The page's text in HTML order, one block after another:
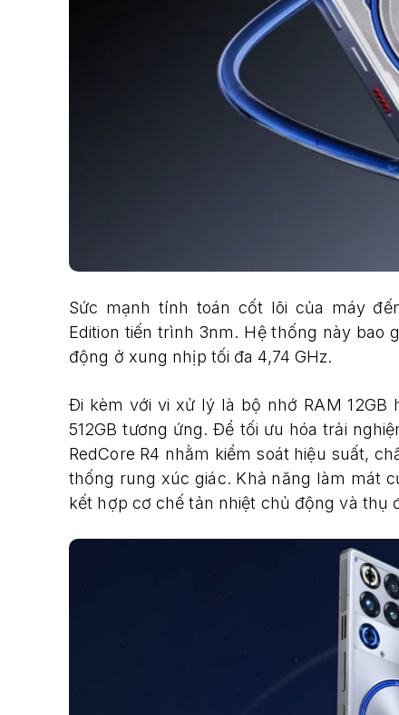
Sức mạnh tính toán cốt lõi của máy
Edition tiến trình 3nm. Hệ thống này bao
động ở xung nhịp tối đa 4,74 GHz.
Đi kèm với vi xử lý là bộ nhớ RAM 12GB
512GB tương ứng. Để tối ưu hóa trải
RedCore R4 nhằm kiểm soát hiệu suất,
thống rung xúc giác. Khả năng làm mát
kết hợp cơ chế tản nhiệt chủ động và thụ